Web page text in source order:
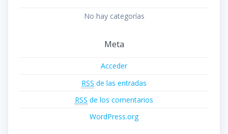
No hay categorías
Meta
Acceder
RSS de las entradas
RSS de los comentarios
WordPress.org